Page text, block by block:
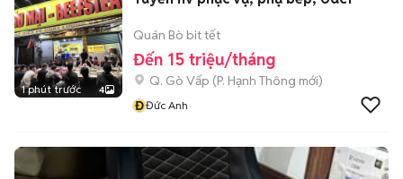
1 phút trước 4
Quán Bò bit tết
Đến 15 triệu/tháng
Q. Gò Vấp (P. Hạnh Thông mới)
ĐĐức Anh